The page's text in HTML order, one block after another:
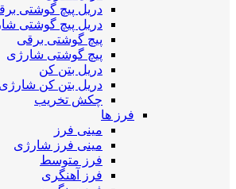
دریل پیچ گوشتی
دریل پیچ گوشتی
پیچ گوشتی برقی
پیچ گوشتی شارژی
دریل بتن کن
دریل بتن کن شارژی
چکش تخریب
فرز ها
مینی فرز
مینی فرز شارژی
فرز متوسط
فرز آهنگری